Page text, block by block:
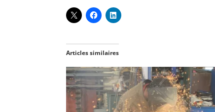
Articles similaires